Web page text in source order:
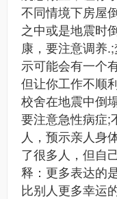
不同情境下房屋
之中或是地震时
康，要注意调养
示可能会有一个
但让你工作不顺
校舍在地震中倒
要注意急性病症;
人，预示亲人身
了很多人，但自
释：更多表达的
比别人更多幸运